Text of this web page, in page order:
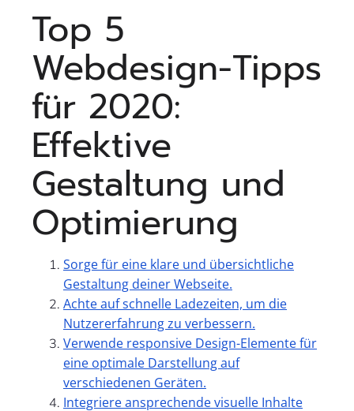
Top 5
Webdesign-Tipps
für 2020:
Effektive
Gestaltung und
Optimierung
Sorge für eine klare und übersichtliche
Gestaltung deiner Webseite.
Achte auf schnelle Ladezeiten, um die
Nutzererfahrung zu verbessern.
Verwende responsive Design-Elemente für
eine optimale Darstellung auf
verschiedenen Geräten.
Integriere ansprechende visuelle Inhalte